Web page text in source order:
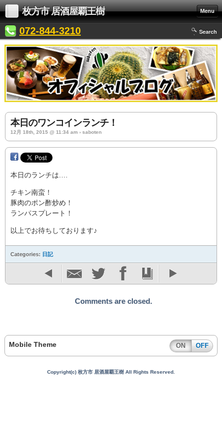
枚方市 居酒屋覇王樹 Menu
072-844-3210 Search
本日のワンコインランチ！
12月 18th, 2015 @ 11:34 am › saboten
本日のランチは.…
チキン南蛮！
豚肉のポン酢炒め！
ランパスプレート！
以上でお待ちしております♪
Categories: 日記
Comments are closed.
Mobile Theme ON OFF
Copyright(c) 枚方市 居酒屋覇王樹 All Rights Reserved.